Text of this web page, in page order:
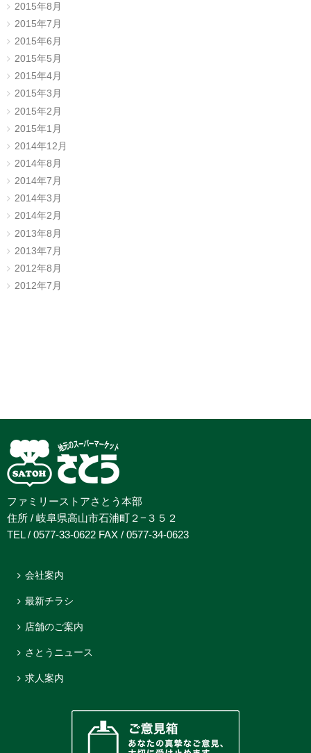
2015年8月
2015年7月
2015年6月
2015年5月
2015年4月
2015年3月
2015年2月
2015年1月
2014年12月
2014年8月
2014年7月
2014年3月
2014年2月
2013年8月
2013年7月
2012年8月
2012年7月
ファミリーストアさとう本部
住所 / 岐阜県高山市石浦町２−３５２
TEL / 0577-33-0622 FAX / 0577-34-0623
会社案内
最新チラシ
店舗のご案内
さとうニュース
求人案内